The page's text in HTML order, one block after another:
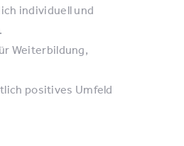
individuell und
Weiterbildung,
positives Umfeld